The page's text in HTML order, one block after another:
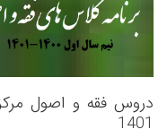
1401